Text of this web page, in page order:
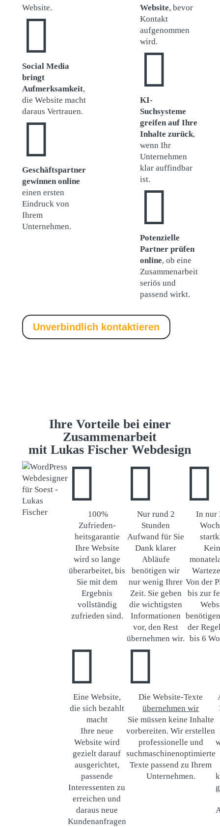
Website.

Social Media
bringt
Aufmerksamkeit,
die Website macht
daraus Vertrauen.

Geschäftspartner
gewinnen online
einen ersten
Eindruck von
Ihrem
Unternehmen.
Website, bevor
Kontakt
aufgenommen
wird.

KI-
Suchsysteme
greifen auf Ihre
Inhalte zurück,
wenn Ihr
Unternehmen
klar auffindbar
ist.

Potenzielle
Partner prüfen
online, ob eine
Zusammenarbeit
seriös und
passend wirkt.
Unverbindlich kontaktieren
Ihre Vorteile bei einer
Zusammenarbeit
mit Lukas Fischer Webdesign

100%
Zufrieden-
heitsgarantie
Ihre Website
wird so lange
überarbeitet, bis
Sie mit dem
Ergebnis
vollständig
zufrieden sind.

Nur rund 2
Stunden
Aufwand für Sie
Dank klarer
Abläufe
benötigen wir
nur wenig Ihrer
Zeit. Sie geben
die wichtigsten
Informationen
vor, den Rest
übernehmen wir.

In nur
Von der
bis zur
der
bis 6

Eine Website,
die sich bezahlt
macht
Ihre neue
Website wird
gezielt darauf
ausgerichtet,
passende
Interessenten zu
erreichen und
daraus neue
Kundenanfragen

Die Website-Texte
übernehmen wir
Sie müssen keine Inhalte
vorbereiten. Wir erstellen
professionelle und
suchmaschinenoptimierte
Texte passend zu Ihrem
Unternehmen.